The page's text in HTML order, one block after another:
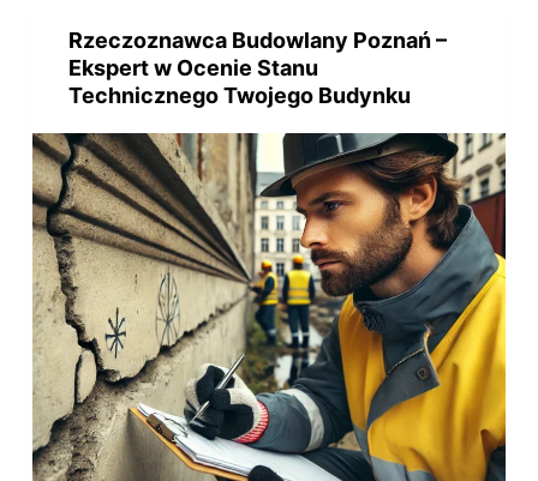
Rzeczoznawca Budowlany Poznań –
Ekspert w Ocenie Stanu
Technicznego Twojego Budynku